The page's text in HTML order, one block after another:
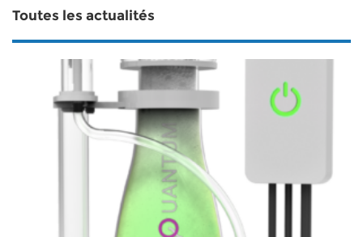
Toutes les actualités